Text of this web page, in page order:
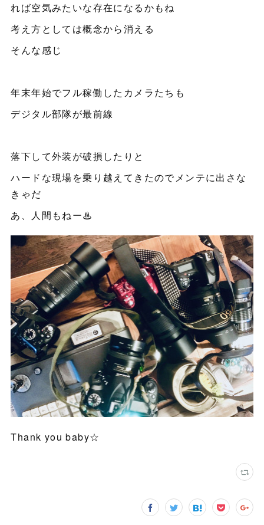
れば空気みたいな存在になるかもね
考え方としては概念から消える
そんな感じ
年末年始でフル稼働したカメラたちも
デジタル部隊が最前線
落下して外装が破損したりと
ハードな現場を乗り越えてきたのでメンテに出さな
きゃだ
あ、人間もねー♨︎
Thank you baby☆